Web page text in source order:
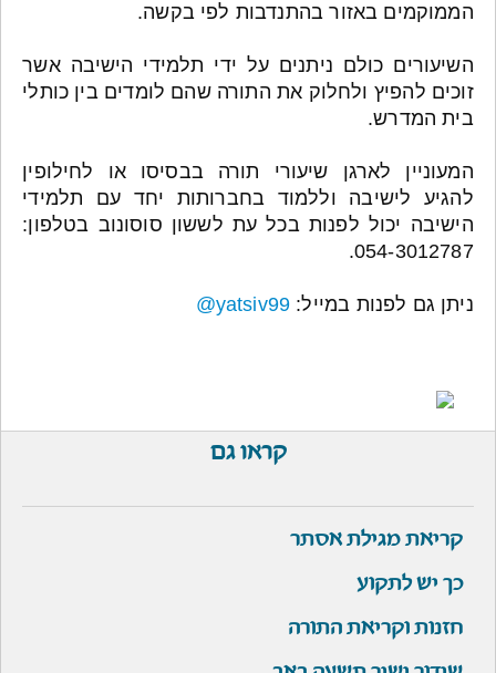
הממוקמים באזור בהתנדבות לפי בקשה.
השיעורים כולם ניתנים על ידי תלמידי הישיבה אשר
זוכים להפיץ ולחלוק את התורה שהם לומדים בין כותלי
בית המדרש.
המעוניין לארגן שיעורי תורה בבסיסו או לחילופין
להגיע לישיבה וללמוד בחברותות יחד עם תלמידי
הישיבה יכול לפנות בכל עת לששון סוסונוב בטלפון:
054-3012787.
ניתן גם לפנות במייל: yatsiv99@
קראו גם
קריאת מגילת אסתר
כך יש לתקוע
חזנות וקריאת התורה